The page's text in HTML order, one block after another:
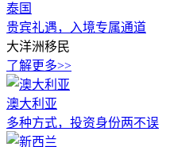
泰国
贵宾礼遇，入境专属通道
大洋洲移民
了解更多>>
澳大利亚
多种方式，投资身份两不误